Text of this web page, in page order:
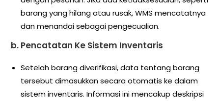
barang yang hilang atau rusak, WMS mencatatnya
dan menandai sebagai pengecualian.
b. Pencatatan Ke Sistem Inventaris
Setelah barang diverifikasi, data tentang barang
tersebut dimasukkan secara otomatis ke dalam
sistem inventaris. Informasi ini mencakup deskripsi